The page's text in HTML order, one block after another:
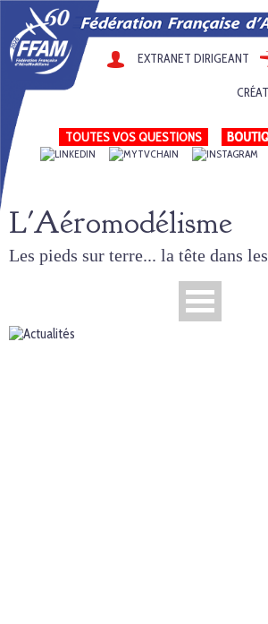
EXTRANET DIRIGEANT
TOUTES VOS QUESTIONS
L'Aéromodélisme
Les pieds sur terre... la tête dans